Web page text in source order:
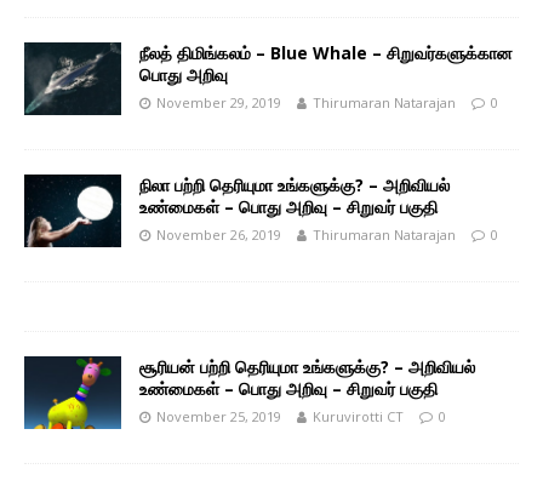
நீலத் திமிங்கலம் – Blue Whale – சிறுவர்களுக்கான
பொது அறிவு
November 29, 2019 Thirumaran Natarajan 0
நிலா பற்றி தெரியுமா உங்களுக்கு? – அறிவியல்
உண்மைகள் – பொது அறிவு – சிறுவர் பகுதி
November 26, 2019 Thirumaran Natarajan 0
சூரியன் பற்றி தெரியுமா உங்களுக்கு? – அறிவியல்
உண்மைகள் – பொது அறிவு – சிறுவர் பகுதி
November 25, 2019 Kuruvirotti CT 0